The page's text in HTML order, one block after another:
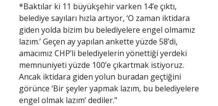
*Baktılar ki 11 büyükşehir varken 14’e çıktı,
belediye sayıları hızla artıyor, ‘O zaman iktidara
giden yolda bizim bu belediyelere engel olmamız
lazım.’ Geçen ay yapılan ankette yüzde 58’di,
amacımız CHP’li belediyelerin yönettiği yerdeki
memnuniyeti yüzde 100’e çıkartmak istiyoruz.
Ancak iktidara giden yolun buradan geçtiğini
görünce ‘Bir şeyler yapmak lazım, bu belediyelere
engel olmak lazım’ dediler."